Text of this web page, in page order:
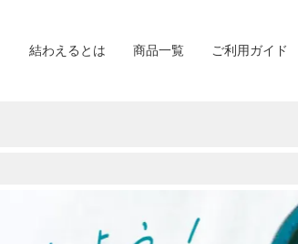
結わえるとは 商品一覧 ご利用ガイド